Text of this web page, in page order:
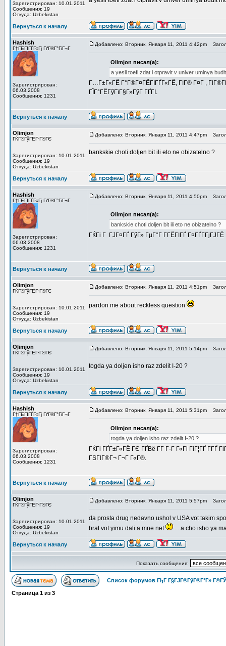
Зарегистрирован: 10.01.2011
Сообщения: 19
Откуда: Uzbekistan
Вернуться к началу
Hashish
Г†ГЁГІГҐГ«Гј ГґГ®Г°ГіГ¬Г
Зарегистрирован:
06.03.2008
Сообщения: 1231
Добавлено: Вторник, Января 11, 2011 4:42pm
Olimjon писал(а):
a yesli toefl zdat i otpravit v univer uminya
Г…Г±Г«ГЁ Г°Г®Г¤ГЁГІГҐГ«ГЁ, ГІГ® Г¤Г ,
ГЇГ°ГЁГўГїГ§Г»ГўГ ГҐГІ.
Вернуться к началу
Olimjon
ГЌГ®ГўГЁГ·Г®ГЄ
Зарегистрирован: 10.01.2011
Сообщения: 19
Откуда: Uzbekistan
Добавлено: Вторник, Января 11, 2011 4:47pm
bankskie choti doljen bit ili eto ne obizatelno ?
Вернуться к началу
Hashish
Г†ГЁГІГҐГ«Гј ГґГ®Г°ГіГ¬Г
Зарегистрирован:
06.03.2008
Сообщения: 1231
Добавлено: Вторник, Января 11, 2011 4:50pm
Olimjon писал(а):
bankskie choti doljen bit ili eto ne obizatelno ?
ГЌГі Г ГЈГ¤ГҐ ГўГ» ГµГ°Г Г­ГЁГІГҐ
Вернуться к началу
Olimjon
ГЌГ®ГўГЁГ·Г®ГЄ
Зарегистрирован: 10.01.2011
Сообщения: 19
Откуда: Uzbekistan
Добавлено: Вторник, Января 11, 2011 4:51pm
pardon me about reckless question
Вернуться к началу
Olimjon
ГЌГ®ГўГЁГ·Г®ГЄ
Зарегистрирован: 10.01.2011
Сообщения: 19
Откуда: Uzbekistan
Добавлено: Вторник, Января 11, 2011 5:14pm
togda ya doljen isho raz zdelit I-20 ?
Вернуться к началу
Hashish
Г†ГЁГІГҐГ«Гј ГґГ®Г°ГіГ¬Г
Зарегистрирован:
06.03.2008
Сообщения: 1231
Добавлено: Вторник, Января 11, 2011 5:31pm
Olimjon писал(а):
togda ya doljen isho raz zdelit I-20 ?
ГЌГі ГҐГ±Г«ГЁ ГЄ ГҐВё Г­Г Г·Г Г«Гі ГіГ¦ГҐ
ГЅГІГ®Г¬ Г¬Г Г«Г®.
Вернуться к началу
Olimjon
ГЌГ®ГўГЁГ·Г®ГЄ
Зарегистрирован: 10.01.2011
Сообщения: 19
Откуда: Uzbekistan
Добавлено: Вторник, Января 11, 2011 5:57pm
da prosta drug nedavno ushol v USA vot takim
brat vot yimu dali a mne net
... a cho isho ya
Вернуться к началу
Показать сообщения:
Список форумов ГђГ Г§ГЈГ®ГўГ®Г°Г»
Страница 1 из 3